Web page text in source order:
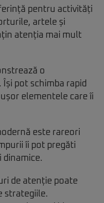
pentru activități
artele și
atenția mai mult
o
pot schimba rapid
elementele care îi
este rareori
îi pot pregăti
dinamice.
de atenție poate
strategiile.